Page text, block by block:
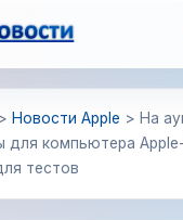
> Новости Apple > На
для компьютера Apple-
тестов